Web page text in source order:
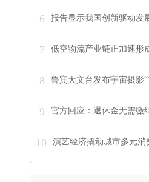
6 报告显示我国创新驱动发
7 低空物流产业链正加速形
8 鲁宾天文台发布宇宙摄影“
9 官方回应：退休金无需缴
10 演艺经济撬动城市多元消